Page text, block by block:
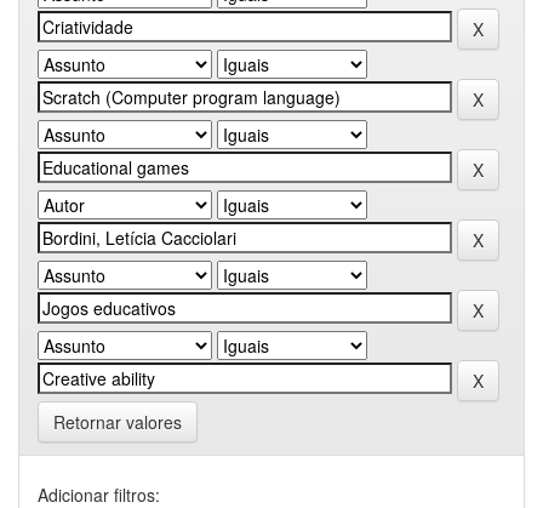
Retornar valores
Adicionar filtros: